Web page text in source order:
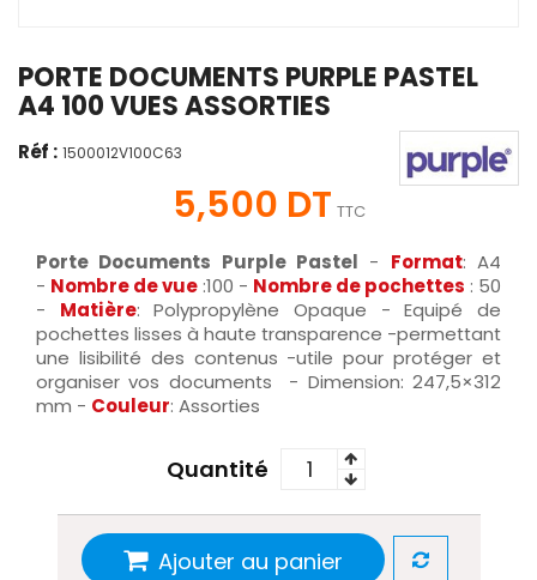
PORTE DOCUMENTS PURPLE PASTEL
A4 100 VUES ASSORTIES
Réf : 1500012V100C63
5,500 DT TTC
Porte Documents Purple Pastel - Format: A4
- Nombre de vue :100 - Nombre de pochettes : 50
- Matière: Polypropylène Opaque - Equipé de
pochettes lisses à haute transparence -permettant
une lisibilité des contenus -utile pour protéger et
organiser vos documents - Dimension: 247,5×312
mm - Couleur: Assorties
Quantité
Ajouter au panier